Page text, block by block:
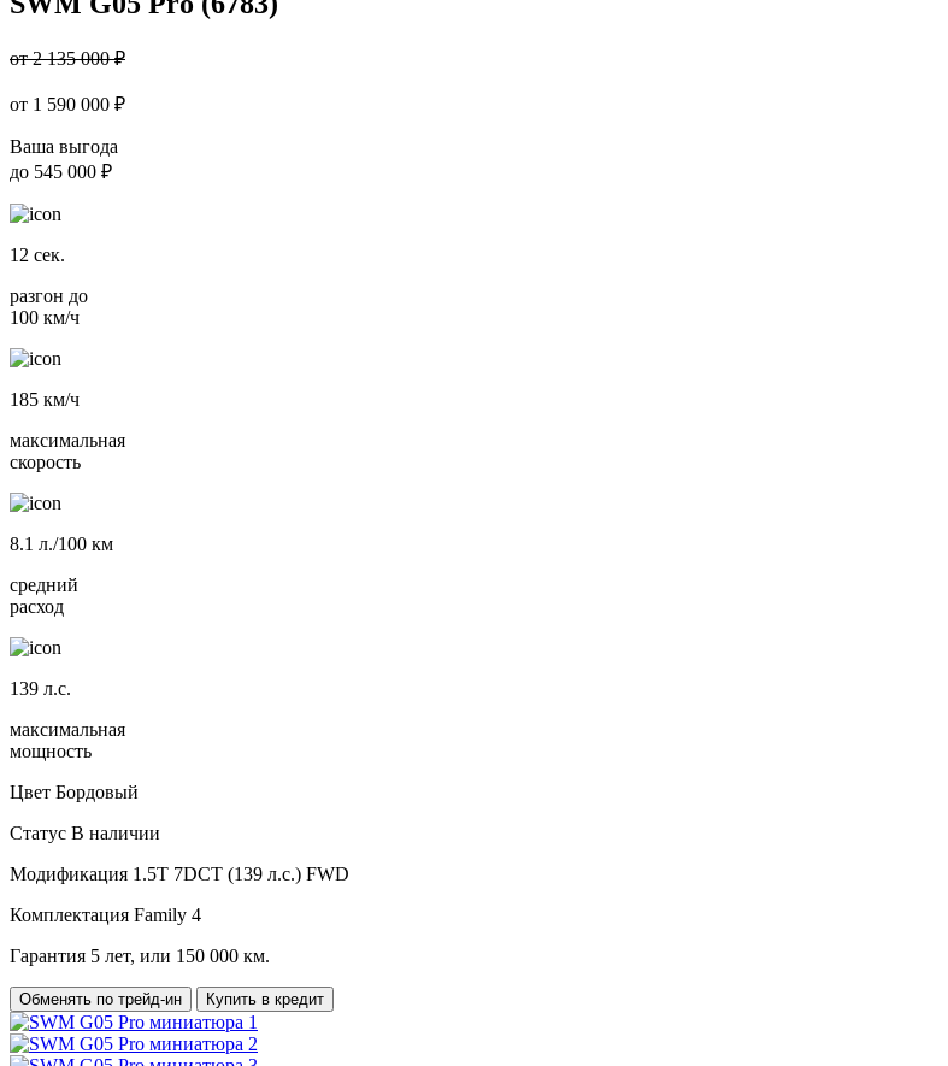
от 2 135 000 ₽
от 1 590 000 ₽
Ваша выгода
до 545 000 ₽
12 сек.
разгон до
100 км/ч
185 км/ч
максимальная
скорость
8.1 л./100 км
средний
расход
139 л.с.
максимальная
мощность
Цвет Бордовый
Статус В наличии
Модификация 1.5T 7DCT (139 л.с.) FWD
Комплектация Family 4
Гарантия 5 лет, или 150 000 км.
Обменять по трейд-ин Купить в кредит